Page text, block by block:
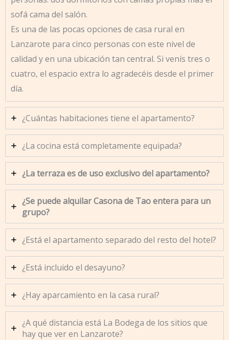
sofá cama del salón.
Es una de las pocas opciones de casa rural en
Lanzarote para cinco personas con este nivel de
calidad y en una ubicación tan central. Si venís tres o
cuatro, el espacio extra lo agradecéis desde el primer
día.
¿Cuántas habitaciones tiene el apartamento?
¿La cocina está completamente equipada?
¿La terraza es de uso exclusivo del apartamento?
¿Se puede alquilar Casona de Tao entera para un
grupo?
¿Está el apartamento separado del resto del hotel?
¿Está incluido el desayuno?
¿Hay aparcamiento en la casa rural?
¿A qué distancia está La Bodega de los sitios que
hay que ver en Lanzarote?